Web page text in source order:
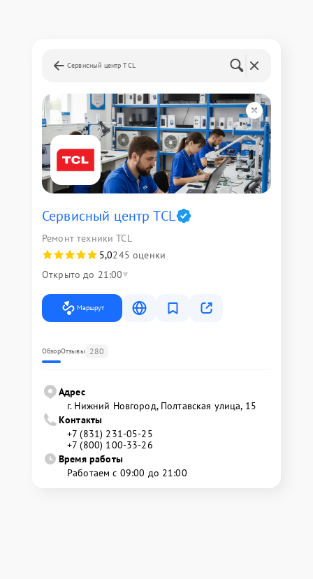
Сервисный центр TCL
Сервисный центр TCL
Ремонт техники TCL
5,0245 оценки
Открыто до 21:00
Маршрут
ОбзорОтзывы 280
Адрес
г. Нижний Новгород, Полтавская улица, 15
Контакты
+7 (831) 231-05-25
+7 (800) 100-33-26
Время работы
Работаем с 09:00 до 21:00